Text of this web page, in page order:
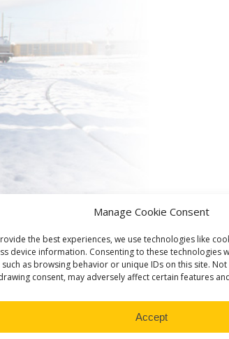
Manage Cookie Consent
the best experiences, we use technologies like
device information. Consenting to these technologies
such as browsing behavior or unique IDs on this site.
consent, may adversely affect certain features
Accept
de radiotelemando
suministrado más de 500.000
el mundo. Desde hace más de 35
el máximo nivel de calidad,
Hetronic.
A UN CLIC DE DISTANCIA